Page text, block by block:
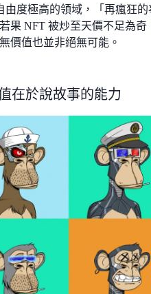
由度極高的領域，「再瘋狂的
果 NFT 被炒至天價不足為奇
價值也並非絕無可能。
在於說故事的能力